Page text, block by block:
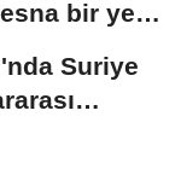
bir yeri
Suriye